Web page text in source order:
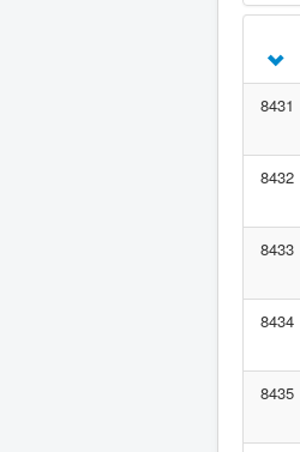
8431
8432
8433
8434
8435